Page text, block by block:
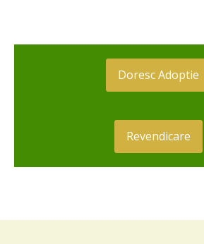
Doresc Adoptie
Revendicare